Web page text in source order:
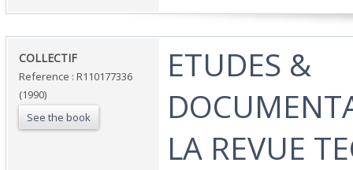
‎COLLECTIF‎
Reference : R110177336
(1990)
See the book
‎ETUDES &
LA REVUE